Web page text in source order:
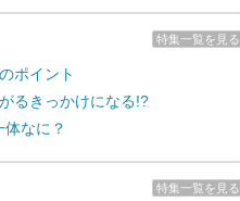
特集一覧を見る
ポイント
るきっかけになる!?
体なに？
特集一覧を見る